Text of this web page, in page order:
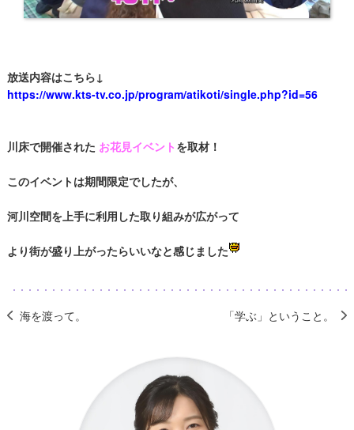
放送内容はこちら↓
https://www.kts-tv.co.jp/program/atikoti/single.php?id=56
川床で開催された お花見イベント を取材！
このイベントは期間限定でしたが、
河川空間を上手に利用した取り組みが広がって
より街が盛り上がったらいいなと感じました
海を渡って。 「学ぶ」ということ。